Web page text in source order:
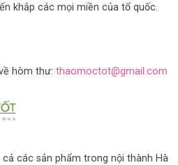
khắp các mọi miền của tổ quốc.
hòm thư: thaomoctot@gmail.com
các sản phẩm trong nội thành Hà